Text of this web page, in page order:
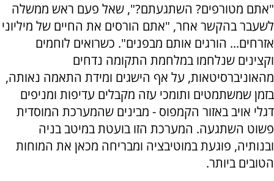
"אתם מטורפים? השתגעתם?", שאל פעם ראש ממשלה
לשעבר בהקשר אחר, "אתם הורסים את החיים של מיליוני
אזרחים... הורגים אותם מבפנים". כשרואים לוחמים
וקצינים שנלחמו במלחמת התקומה נדחים
מהאוניברסיטאות, על אף הישגים ומידת התאמה נאותה,
בזמן שמשתמטים ותומכי עזה מקבלים עדיפות ומניפים
דגלי אויב באזור הקמפוס - מבינים שהמערכת המוסדית
פשוט השתגעה. המערכת הזו בועטת במיטב בניה
ובנותיה, פוגעת במוטיבציה ומבריחה מכאן את המוחות
הטובים ביותר.